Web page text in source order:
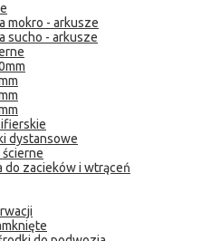
mokro - arkusze
sucho - arkusze
dystansowe
ścierne
do zacieków i wtrąceń